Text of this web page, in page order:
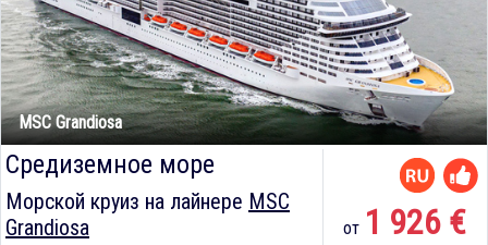
MSC Grandiosa
Средиземное море
Морской круиз на лайнере MSC
Grandiosa
от 1 926 €